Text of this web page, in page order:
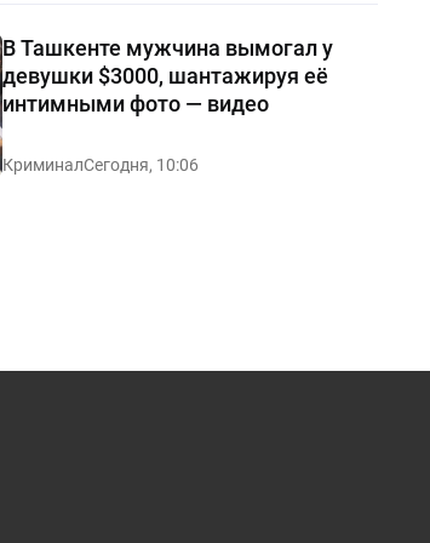
В Ташкенте мужчина вымогал у
девушки $3000, шантажируя её
интимными фото — видео
КриминалСегодня, 10:06